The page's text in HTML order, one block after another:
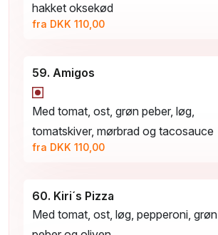
hakket oksekød
fra DKK 110,00
59. Amigos
Med tomat, ost, grøn peber, løg,
tomatskiver, mørbrad og tacosauce
fra DKK 110,00
60. Kiri´s Pizza
Med tomat, ost, løg, pepperoni, grøn